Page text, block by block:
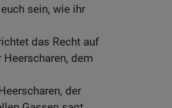
sein, wie ihr
das Recht auf
dem
der